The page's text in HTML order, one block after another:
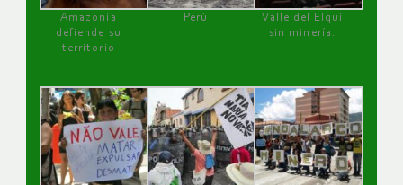
Amazonía
defiende su
territorio
Perú
Valle del Elqui
sin minería.